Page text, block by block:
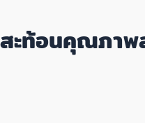
ะท้อนคุณภา